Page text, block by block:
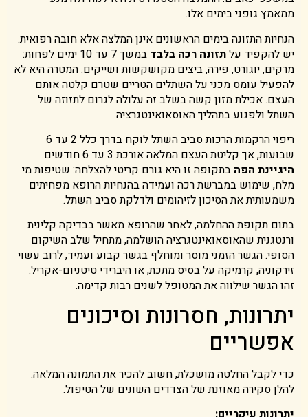
ממאמץ גופני בימים אלו.
הנחיות התזונה בימים הראשונים אינן המלצה אלא חובה רפואית.
יש להקפיד עלתזונה רכה בלבד
במשך 7 עד 10 ימים לפחות:
מרקים, יוגורט, פירה, ביצים מקושקשות ושייקים. המטרה היא לא
להפעיל עומס מכני על השתלים הטריים שטרם קלטה אותם
העצם. אכילת מזון קשה בשלב זה עלולה לגרום לתזוזה של
השתל ולפגוע בתהליך האוסאואינטגרציה.
ריפוי הרקמות הרכות סביב השתל לוקח בדרך כלל 2 עד 6
שבועות, אך קליטת העצם המלאה אורכת 3 עד 6 חודשים.
היגיינת הפה בתקופה זו היא גורם קריטי להצלחה: שטיפות מי
מלח, שימוש במברשת רכה ועמידה בהנחיות הרופא מפחיתים
משמעותית את הסיכון לזיהומים ולדלקת סביב השתל.
בתום תקופת ההחלמה, לאחר שהרופא מאשר בבדיקה קלינית
ורנטגנית שהאוסאואינטגרציה הושלמה, מתחיל שלב השיקום
הסופי. הגשר הזמני מוסר ומוחלף בגשר קבוע ועמיד, לרוב עשוי
זירקוניה, קרמיקה על בסיס מתכת, או היברידי טיטניום-אקריל.
זהו הגשר שילווה את המטופל לשנים רבות קדימה.
יתרונות, חסרונות וסיכונים
אפשריים
כדי לקבל החלטה מושכלת, חשוב להכיר את התמונה המלאה.
להלן סקירה מאוזנת של הצדדים השונים של הטיפול.